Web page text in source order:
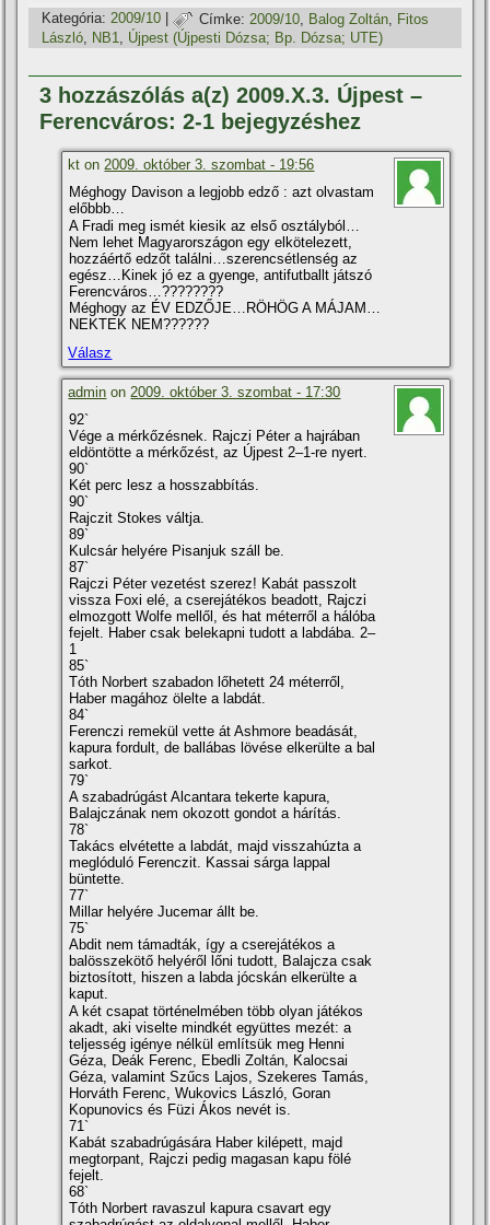
Kategória: 2009/10 | Címke: 2009/10 Balog Zoltán
Fitos
László, NB1, Újpest (Újpesti Dózsa; Bp. Dózsa; UTE)
3 hozzászólás a(z) 2009.X.3. Újpest –
Ferencváros: 2-1 bejegyzéshez
kt on2009. október 3. szombat - 19:56
Méghogy Davison a legjobb edző : azt olvastam
előbbb…
A Fradi meg ismét kiesik az első osztályból…
Nem lehet Magyarországon egy elkötelezett,
hozzáértő edzőt találni…szerencsétlenség az
egész…Kinek jó ez a gyenge, antifutballt játszó
Ferencváros…????????
Méghogy az ÉV EDZŐJE…RÖHÖG A MÁJAM…
NEKTEK NEM??????
Válasz
admin on2009. október 3. szombat - 17:30
92`
Vége a mérkőzésnek. Rajczi Péter a hajrában
eldöntötte a mérkőzést, az Újpest 2–1-re nyert.
90`
Két perc lesz a hosszabbí­tás.
90`
Rajczit Stokes váltja.
89`
Kulcsár helyére Pisanjuk száll be.
87`
Rajczi Péter vezetést szerez! Kabát passzolt
vissza Foxi elé, a cserejátékos beadott, Rajczi
elmozgott Wolfe mellől, és hat méterről a hálóba
fejelt. Haber csak belekapni tudott a labdába. 2–
1
85`
Tóth Norbert szabadon lőhetett 24 méterről,
Haber magához ölelte a labdát.
84`
Ferenczi remekül vette át Ashmore beadását,
kapura fordult, de ballábas lövése elkerülte a bal
sarkot.
79`
A szabadrúgást Alcantara tekerte kapura,
Balajczának nem okozott gondot a hárí­tás.
78`
Takács elvétette a labdát, majd visszahúzta a
meglóduló Ferenczit. Kassai sárga lappal
büntette.
77`
Millar helyére Jucemar állt be.
75`
Abdit nem támadták, í­gy a cserejátékos a
balösszekötő helyéről lőni tudott, Balajcza csak
biztosí­tott, hiszen a labda jócskán elkerülte a
kaput.
A két csapat történelmében több olyan játékos
akadt, aki viselte mindkét együttes mezét: a
teljesség igénye nélkül emlí­tsük meg Henni
Géza, Deák Ferenc, Ebedli Zoltán, Kalocsai
Géza, valamint Szűcs Lajos, Szekeres Tamás,
Horváth Ferenc, Wukovics László, Goran
Kopunovics és Füzi Ákos nevét is.
71`
Kabát szabadrúgására Haber kilépett, majd
megtorpant, Rajczi pedig magasan kapu fölé
fejelt.
68`
Tóth Norbert ravaszul kapura csavart egy